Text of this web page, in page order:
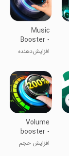
Music
Booster -
Max
Volume
افزایش‌دهنده
افزایش صدا به
حداکثر
Volume
booster -
Sound
Booster
افزایش حجم